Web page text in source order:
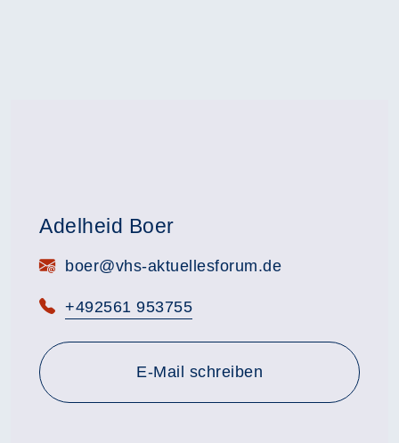
Adelheid Boer
E-Mail:boer@vhs-aktuellesforum.de
Telefon:
+492561 953755
E-Mail schreiben